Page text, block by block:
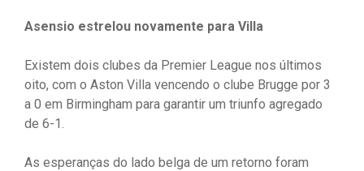
Asensio estrelou novamente para Villa
Existem dois clubes da Premier League nos últimos
oito, com o Aston Villa vencendo o clube Brugge por 3
a 0 em Birmingham para garantir um triunfo agregado
de 6-1.
As esperanças do lado belga de um retorno foram